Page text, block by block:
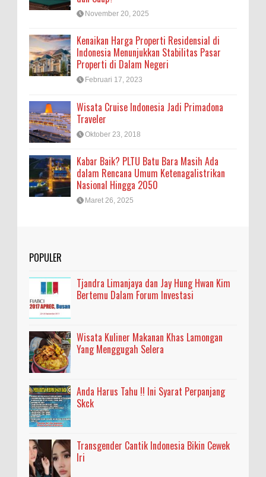
November 20, 2025
Kenaikan Harga Properti Residensial di
Indonesia Menunjukkan Stabilitas Pasar
Properti di Dalam Negeri
Februari 17, 2023
Wisata Cruise Indonesia Jadi Primadona
Traveler
Oktober 23, 2018
Kabar Baik? PLTU Batu Bara Masih Ada
dalam Rencana Umum Ketenagalistrikan
Nasional Hingga 2050
Maret 26, 2025
POPULER
Tjandra Limanjaya dan Jay Hung Hwan Kim
Bertemu Dalam Forum Investasi
Wisata Kuliner Makanan Khas Lamongan
Yang Menggugah Selera
Anda Harus Tahu !! Ini Syarat Perpanjang
Skck
Transgender Cantik Indonesia Bikin Cewek
Iri